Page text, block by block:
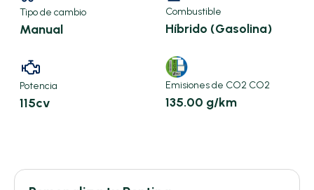
Tipo de cambio
Manual
Combustible
Híbrido (Gasolina)
Potencia
115cv
Emisiones de CO2 CO2
135.00 g/km